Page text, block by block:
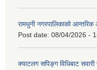
रामधुनी नगरपालिकाको
Post date: 08/04/2026 -
क्याटलग सपिङ्ग विधिबाट